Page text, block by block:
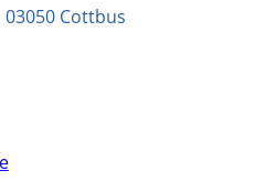
03050 Cottbus